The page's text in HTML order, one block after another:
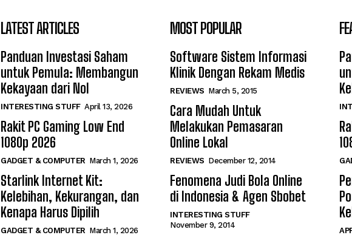
LATEST ARTICLES
Panduan Investasi Saham
untuk Pemula: Membangun
Kekayaan dari Nol
INTERESTING STUFF April 13, 2026
Rakit PC Gaming Low End
1080p 2026
GADGET & COMPUTER March 1, 2026
Starlink Internet Kit:
Kelebihan, Kekurangan, dan
Kenapa Harus Dipilih
GADGET & COMPUTER March 1, 2026
MOST POPULAR
Software Sistem Informasi
Klinik Dengan Rekam Medis
REVIEWS March 5, 2015
Cara Mudah Untuk
Melakukan Pemasaran
Online Lokal
REVIEWS December 12, 2014
Fenomena Judi Bola Online
di Indonesia & Agen Sbobet
INTERESTING STUFF
November 9, 2014